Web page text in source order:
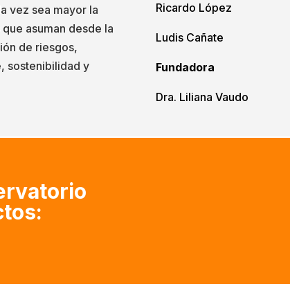
vez sea mayor la
asuman desde la
de riesgos,
sostenibilidad y
Ricardo López
Ludis Cañate
Fundadora
Dra. Liliana Vaudo